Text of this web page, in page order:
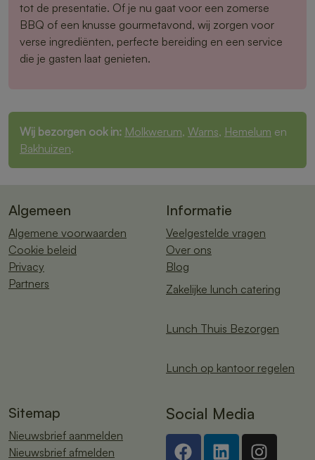
tot de presentatie. Of je nu gaat voor een zomerse
BBQ of een knusse gourmetavond, wij zorgen voor
verse ingrediënten, perfecte bereiding en een service
die je gasten laat genieten.
Wij bezorgen ook in: Molkwerum, Warns, Hemelum en
Bakhuizen.
Algemeen
Algemene voorwaarden
Cookie beleid
Privacy
Partners
Informatie
Veelgestelde vragen
Over ons
Blog
Zakelijke lunch catering
Lunch Thuis Bezorgen
Lunch op kantoor regelen
Sitemap
Nieuwsbrief aanmelden
Nieuwsbrief afmelden
Social Media